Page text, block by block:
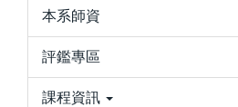
本系師資
評鑑專區
課程資訊